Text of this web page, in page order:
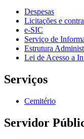
Despesas
Licitações e
e-SIC
Serviço de
Estrutura
Lei de Acesso a
Serviços
Cemitério
Servidor